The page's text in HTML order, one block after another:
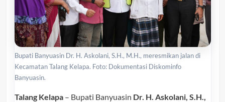
Bupati Banyuasin Dr. H. Askolani, S.H., M.H., meresmikan jalan di
Kecamatan Talang Kelapa. Foto: Dokumentasi Diskominfo
Banyuasin.
Talang Kelapa– Bupati Banyuasin Dr. H. Askolani, S.H.,